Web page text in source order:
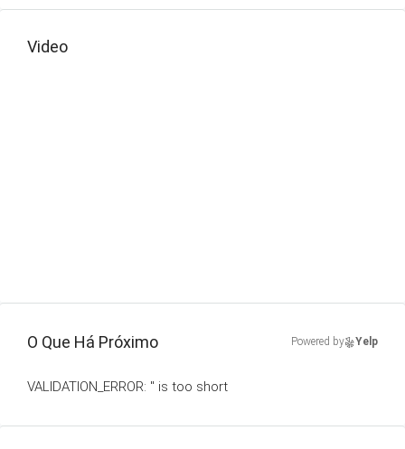
Video
O Que Há Próximo Powered by Yelp
VALIDATION_ERROR: '' is too short